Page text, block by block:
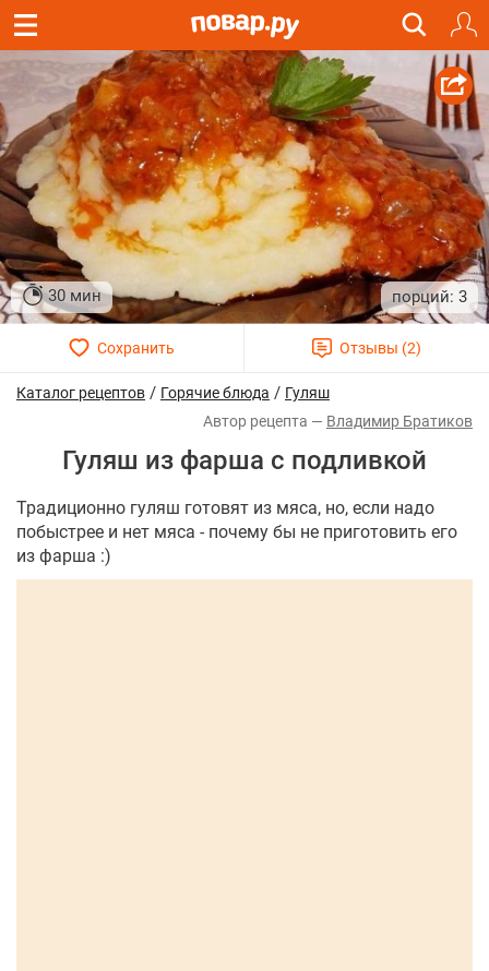
30 мин 3
Каталог рецептов / Горячие блюда / Гуляш
Владимир Братиков
Гуляш из фарша с подливкой
Традиционно гуляш готовят из мяса, но, если надо
побыстрее и нет мяса - почему бы не приготовить его
из фарша :)